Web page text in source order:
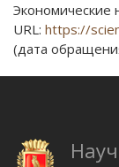
Экономические
URL: https://
(дата